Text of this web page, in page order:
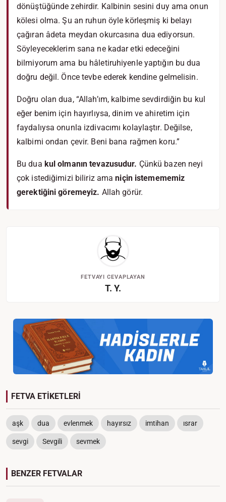
dönüştüğünde zehirdir. Kalbinin sesini duy ama onun
kölesi olma. Şu an ruhun öyle körleşmiş ki belayı
çağıran âdeta meydan okurcasına dua ediyorsun.
Söyleyeceklerim sana ne kadar etki edeceğini
bilmiyorum ama bu hâletiruhiyenle yaptığın bu dua
doğru değil. Önce tevbe ederek kendine gelmelisin.
Doğru olan dua, “Allah’ım, kalbime sevdirdiğin bu kul
eğer benim için hayırlıysa, dinim ve ahiretim için
faydalıysa onunla izdivacımı kolaylaştır. Değilse,
kalbimi ondan çevir. Beni bana rağmen koru.”
Bu dua kul olmanın tevazusudur. Çünkü bazen neyi
çok istediğimizi biliriz amaniçin istemememiz
gerektiğini göremeyiz. Allah görür.
FETVAYI CEVAPLAYAN
T. Y.
FETVA ETİKETLERİ
aşk dua evlenmek hayırsız imtihan ısrar
sevgi Sevgili sevmek
BENZER FETVALAR